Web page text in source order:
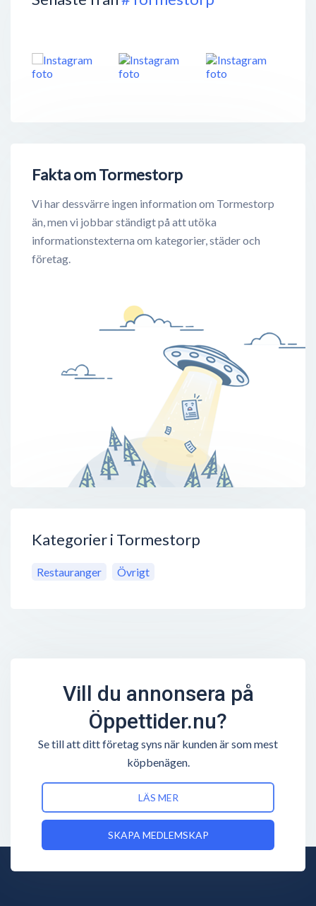
Fakta om Tormestorp
Vi har dessvärre ingen information om Tormestorp
än, men vi jobbar ständigt på att utöka
informationstexterna om kategorier, städer och
företag.
Kategorier i Tormestorp
Restauranger Övrigt
Vill du annonsera på
Öppettider.nu?
Se till att ditt företag syns när kunden är som mest
köpbenägen.
LÄS MER
SKAPA MEDLEMSKAP